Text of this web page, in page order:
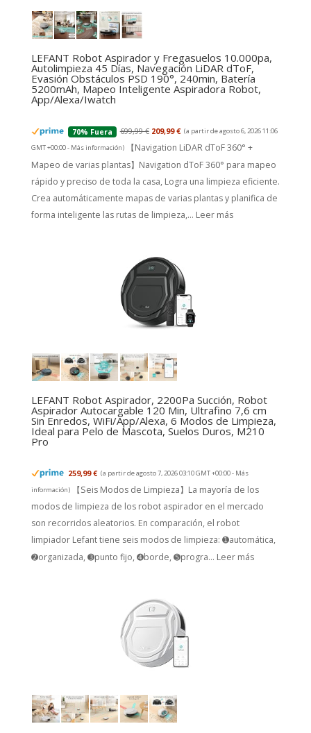
LEFANT Robot Aspirador y Fregasuelos 10.000pa,
Autolimpieza 45 Días, Navegación LiDAR dToF,
Evasión Obstáculos PSD 190°, 240min, Batería
5200mAh, Mapeo Inteligente Aspiradora Robot,
App/Alexa/Iwatch
70% Fuera 699,99 € 209,99 € (a partir de agosto 6, 2026 11:06
GMT +00:00 - Más información)
【Navigation LiDAR dToF 360° +
Mapeo de varias plantas】Navigation dToF 360° para mapeo
rápido y preciso de toda la casa, Logra una limpieza eficiente.
Crea automáticamente mapas de varias plantas y planifica de
forma inteligente las rutas de limpieza,... Leer más
LEFANT Robot Aspirador, 2200Pa Succión, Robot
Aspirador Autocargable 120 Min, Ultrafino 7,6 cm
Sin Enredos, WiFi/App/Alexa, 6 Modos de Limpieza,
Ideal para Pelo de Mascota, Suelos Duros, M210
Pro
259,99 € (a partir de agosto 7, 2026 03:10 GMT +00:00 - Más
información)
【Seis Modos de Limpieza】La mayoría de los
modos de limpieza de los robot aspirador en el mercado
son recorridos aleatorios. En comparación, el robot
limpiador Lefant tiene seis modos de limpieza: ➊automática,
➋organizada, ➌punto fijo, ➍borde, ➎progra... Leer más